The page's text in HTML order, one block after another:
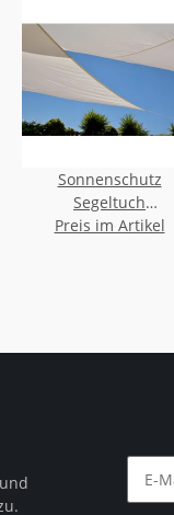
Sonnenschutz
Segeltuch
Schattierungen
Preis im Artikel